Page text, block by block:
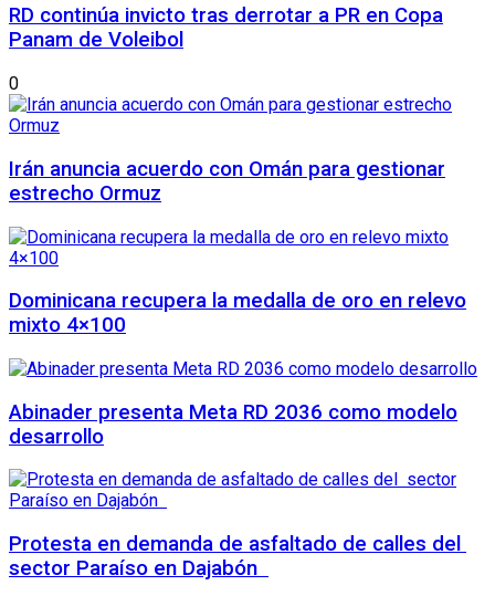
RD continúa invicto tras derrotar a PR en Copa
Panam de Voleibol
0
Irán anuncia acuerdo con Omán para gestionar
estrecho Ormuz
Dominicana recupera la medalla de oro en relevo
mixto 4×100
Abinader presenta Meta RD 2036 como modelo
desarrollo
Protesta en demanda de asfaltado de calles del
sector Paraíso en Dajabón